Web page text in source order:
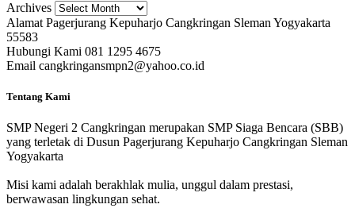
Archives
Alamat Pagerjurang Kepuharjo Cangkringan Sleman Yogyakarta
55583
Hubungi Kami 081 1295 4675
Email cangkringansmpn2@yahoo.co.id
Tentang Kami
SMP Negeri 2 Cangkringan merupakan SMP Siaga Bencara (SBB)
yang terletak di Dusun Pagerjurang Kepuharjo Cangkringan Sleman
Yogyakarta
Misi kami adalah berakhlak mulia, unggul dalam prestasi,
berwawasan lingkungan sehat.